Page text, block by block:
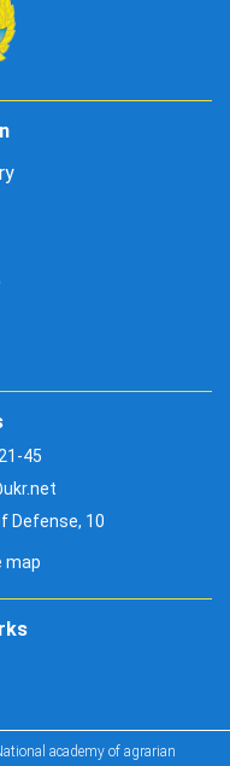
45
Defense, 10
map
academy of agrarian